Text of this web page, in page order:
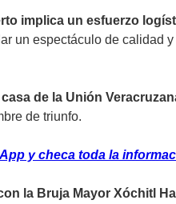
implica un esfuerzo
un espectáculo de calidad
de la Unión
de triunfo.
y checa toda la
la Bruja Mayor Xóchitl